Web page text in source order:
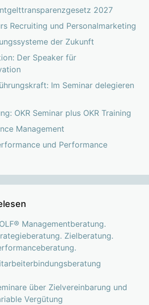
2027
Recruiting und Personalmarketing
der Zukunft
Der Speaker für
Im Seminar delegieren
OKR Seminar plus OKR Training
Management
und Performance
Managementberatung.
Zielberatung.
über Zielvereinbarung und
Vergütung